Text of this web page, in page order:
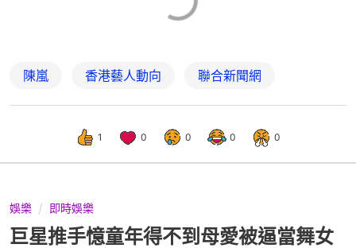
陳嵐 香港藝人動向 聯合新聞網
1 0 0 0 0
娛樂 即時娛樂
巨星推手憶童年得不到母愛被逼當舞女